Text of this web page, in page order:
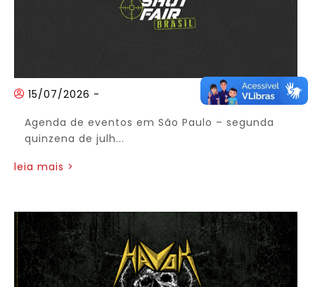
15/07/2026 -
Agenda de eventos em São Paulo – segunda
quinzena de julh...
leia mais >